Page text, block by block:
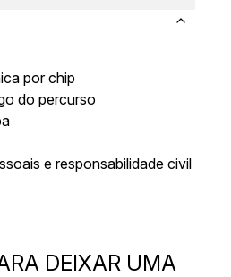
por chip
do percurso
e responsabilidade civil
DEIXAR UMA